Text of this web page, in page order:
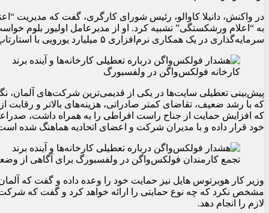
در واکنش، دانیلا کاوالو، رئیس شورای کارگری، گفت که مدیریت
به “اعلام ورشکستگی” تشبیه کرد. او از مدیرعامل اولیور بلوم
سرمایه‌گذاری در یک همکاری نرم‌افزاری ۵ میلیارد یورویی با استارتاپ آمریکایی Rivian داده است، به جای حفاظت از مشاغل آلمانی.
کارخانه فولکس‌واگن در ولفسبورگ
پیش‌بینی تعطیلی سایت‌ها در یکی از قدیمی‌ترین شرکت‌های آلمان،
که با رشد ضعیف، تقاضای کمتر صادراتی، هزینه‌های بالاتر و
که افزایش حمایت از جناح راست افراطی را به همراه داشت،
خود قرار داده و با مدیران شرکت و اعضای اتحادیه هماهنگ شده
تجمع کارمندان فولکس‌واگن در ولفسبورگ برای آگاهی از
وزیر کار هوبرتوس هایل نیز حمایت خود را وعده داده و گفت که
مشخص نکرد که چه نوع حمایتی را ارائه خواهد کرد و گفت که شرکت
لازم را انجام دهد.